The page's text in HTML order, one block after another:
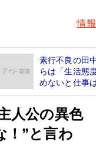
情
素行不良の田
らは「生活態
めないと仕事
人公の異色
！”と言わ